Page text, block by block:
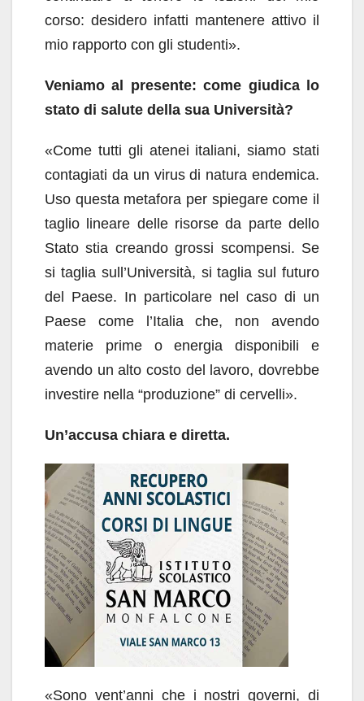
corso: desidero infatti mantenere attivo il
mio rapporto con gli studenti».
Veniamo al presente: come giudica lo
stato di salute della sua Università?
«Come tutti gli atenei italiani, siamo stati
contagiati da un virus di natura endemica.
Uso questa metafora per spiegare come il
taglio lineare delle risorse da parte dello
Stato stia creando grossi scompensi. Se
si taglia sull’Università, si taglia sul futuro
del Paese. In particolare nel caso di un
Paese come l’Italia che, non avendo
materie prime o energia disponibili e
avendo un alto costo del lavoro, dovrebbe
investire nella “produzione” di cervelli».
Un’accusa chiara e diretta.
«Sono vent’anni che i nostri governi, di